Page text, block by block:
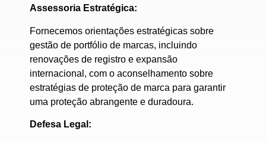
Assessoria Estratégica:
Fornecemos orientações estratégicas sobre
gestão de portfólio de marcas, incluindo
renovações de registro e expansão
internacional, com o aconselhamento sobre
estratégias de proteção de marca para garantir
uma proteção abrangente e duradoura.
Defesa Legal: